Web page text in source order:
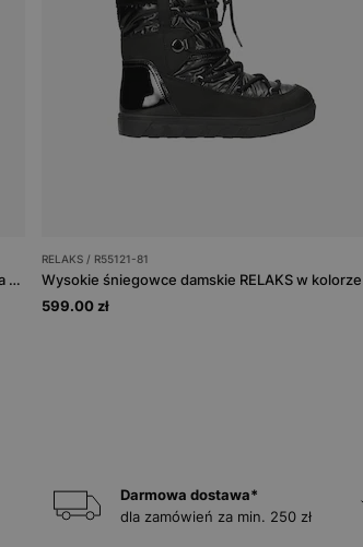
Kozaki ocieplane BARTEK T-94203/ST/67N, dla dziewcząt, bordowy
RELAKS / R55121-81
599.00 zł
Darmowa dostawa*
dla zamówień za min. 250 zł